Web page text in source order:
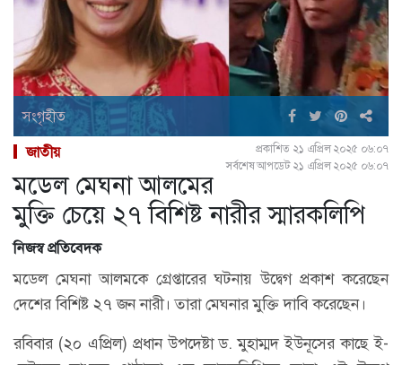
সংগৃহীত
জাতীয়
প্রকাশিত ২১ এপ্রিল ২০২৫ ০৬:০৭
সর্বশেষ আপডেট ২১ এপ্রিল ২০২৫ ০৬:০৭
মডেল মেঘনা আলমের
মুক্তি চেয়ে ২৭ বিশিষ্ট নারীর স্মারকলিপি
নিজস্ব প্রতিবেদক
মডেল মেঘনা আলমকে গ্রেপ্তারের ঘটনায় উদ্বেগ প্রকাশ করেছেন
দেশের বিশিষ্ট ২৭ জন নারী। তারা মেঘনার মুক্তি দাবি করেছেন।
রবিবার (২০ এপ্রিল) প্রধান উপদেষ্টা ড. মুহাম্মদ ইউনূসের কাছে ই-